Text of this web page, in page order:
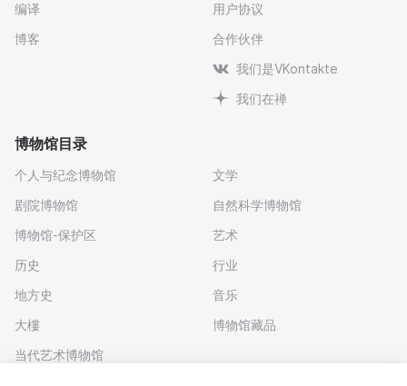
编译
博客
用户协议
合作伙伴
我们是VKontakte
我们在禅
博物馆目录
个人与纪念博物馆
剧院博物馆
博物馆-保护区
历史
地方史
大樓
当代艺术博物馆
文学
自然科学博物馆
艺术
行业
音乐
博物馆藏品